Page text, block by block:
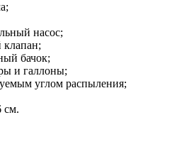
насос;
бачок;
и галлоны;
углом распыления;
см.